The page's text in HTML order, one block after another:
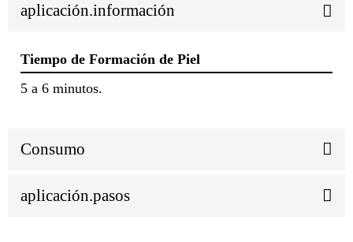
aplicación.información
Tiempo de Formación de Piel
5 a 6 minutos.
Consumo
aplicación.pasos